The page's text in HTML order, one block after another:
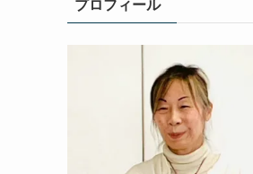
プロフィール